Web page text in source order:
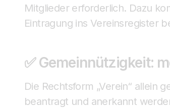
Mitglieder erforderlich. Dazu
Eintragung ins Vereinsregister
✅ Gemeinnützigkeit:
Die Rechtsform „Verein“ allein
beantragt und anerkannt